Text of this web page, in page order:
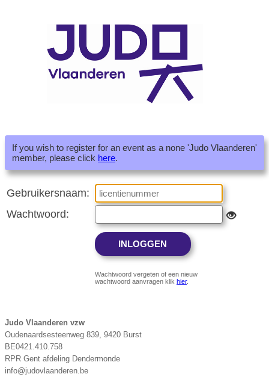
If you wish to register for an event as a none 'Judo Vlaanderen'
member, please click here.
Gebruikersnaam:
Wachtwoord:
Wachtwoord vergeten of een nieuw
wachtwoord aanvragen klik hier.
Judo Vlaanderen vzw
Oudenaardsesteenweg 839, 9420 Burst
BE0421.410.758
RPR Gent afdeling Dendermonde
info@judovlaanderen.be